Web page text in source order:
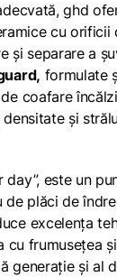
ghd
cu
separare a
formulate
coafare
și
este un
plăci de
excelența
frumusețea
generație și al